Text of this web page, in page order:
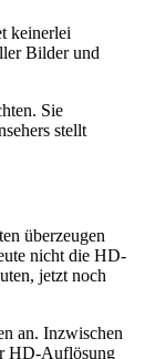
keinerlei
Bilder und
Sie
stellt
überzeugen
nicht die HD-
jetzt noch
an. Inzwischen
HD-Auflösung